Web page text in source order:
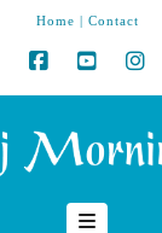
Home | Contact